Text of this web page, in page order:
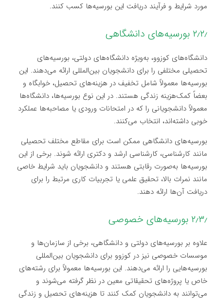
مورد شرایط و فرآیند دریافت این بورسیه‌ها کسب کنند.
۲٫۲٫ بورسیه‌های دانشگاهی
دانشگاه‌های کوزوو، به‌ویژه دانشگاه‌های دولتی، بورسیه‌های
تحصیلی مختلفی را برای دانشجویان بین‌المللی ارائه می‌دهند. این
بورسیه‌ها معمولاً شامل تخفیف در هزینه‌های تحصیل، خوابگاه و
بعضاً کمک‌هزینه زندگی هستند. در این نوع بورسیه‌ها، دانشگاه‌ها
معمولاً دانشجویانی را که در امتحانات ورودی یا مصاحبه‌ها عملکرد
خوبی داشته‌اند، انتخاب می‌کنند.
بورسیه‌های دانشگاهی ممکن است برای مقاطع مختلف تحصیلی
مانند کارشناسی، کارشناسی ارشد و دکتری ارائه شوند. برخی از این
بورسیه‌ها به‌صورت رقابتی هستند و دانشجویان باید شرایط خاصی
مانند نمرات بالا، تحقیق علمی یا تجربیات کاری مرتبط را برای
دریافت آن‌ها ارائه دهند.
۲٫۳٫ بورسیه‌های خصوصی
علاوه بر بورسیه‌های دولتی و دانشگاهی، برخی از سازمان‌ها و
موسسات خصوصی نیز در کوزوو برای دانشجویان بین‌المللی
بورسیه‌هایی را ارائه می‌دهند. این بورسیه‌ها معمولاً برای رشته‌های
خاص یا پروژه‌های تحقیقاتی معین در نظر گرفته می‌شوند و
می‌توانند به دانشجویان کمک کنند تا هزینه‌های تحصیل و زندگی